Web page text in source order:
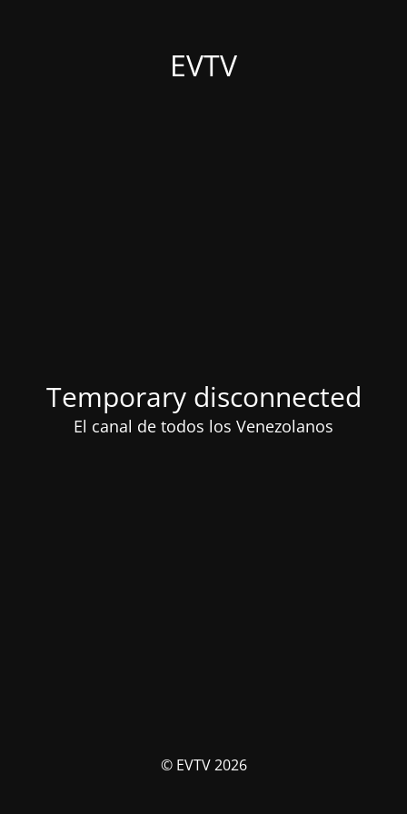
EVTV
Temporary disconnected
El canal de todos los Venezolanos
© EVTV 2026